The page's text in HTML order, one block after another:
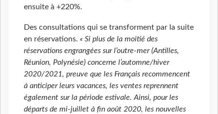
ensuite à +220%.
Des consultations qui se transforment par la suite
en réservations. « Si plus de la moitié des
réservations engrangées sur l’outre-mer (Antilles,
Réunion, Polynésie) concerne l’automne/hiver
2020/2021, preuve que les Français recommencent
à anticiper leurs vacances, les ventes reprennent
également sur la période estivale. Ainsi, pour les
départs de mi-juillet à fin août 2020, les nouvelles